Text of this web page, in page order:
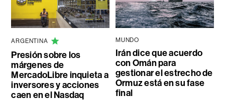
ARGENTINA
Presión sobre los
márgenes de
MercadoLibre inquieta a
inversores y acciones
caen en el Nasdaq
MUNDO
Irán dice que acuerdo
con Omán para
gestionar el estrecho de
Ormuz está en su fase
final